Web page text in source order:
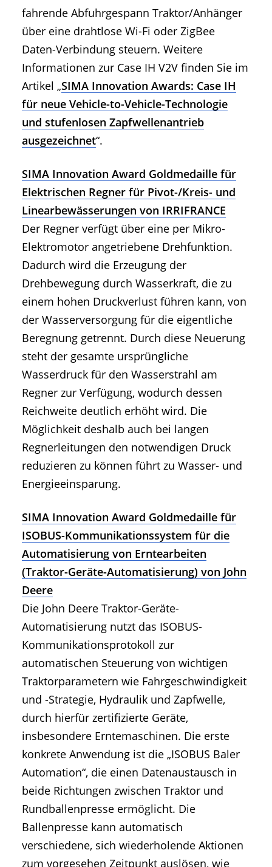
fahrende Abfuhrgespann Traktor/Anhänger
über eine drahtlose Wi-Fi oder ZigBee
Daten-Verbindung steuern. Weitere
Informationen zur Case IH V2V finden Sie im
Artikel „SIMA Innovation Awards: Case IH
für neue Vehicle-to-Vehicle-Technologie
und stufenlosen Zapfwellenantrieb
ausgezeichnet“.
SIMA Innovation Award Goldmedaille für
Elektrischen Regner für Pivot-/Kreis- und
Linearbewässerungen von IRRIFRANCE
Der Regner verfügt über eine per Mikro-
Elektromotor angetriebene Drehfunktion.
Dadurch wird die Erzeugung der
Drehbewegung durch Wasserkraft, die zu
einem hohen Druckverlust führen kann, von
der Wasserversorgung für die eigentliche
Beregnung getrennt. Durch diese Neuerung
steht der gesamte ursprüngliche
Wasserdruck für den Wasserstrahl am
Regner zur Verfügung, wodurch dessen
Reichweite deutlich erhöht wird. Die
Möglichkeit deshalb auch bei langen
Regnerleitungen den notwendigen Druck
reduzieren zu können führt zu Wasser- und
Energieeinsparung.
SIMA Innovation Award Goldmedaille für
ISOBUS-Kommunikationssystem für die
Automatisierung von Erntearbeiten
(Traktor-Geräte-Automatisierung) von John
Deere
Die John Deere Traktor-Geräte-
Automatisierung nutzt das ISOBUS-
Kommunikationsprotokoll zur
automatischen Steuerung von wichtigen
Traktorparametern wie Fahrgeschwindigkeit
und -Strategie, Hydraulik und Zapfwelle,
durch hierfür zertifizierte Geräte,
insbesondere Erntemaschinen. Die erste
konkrete Anwendung ist die „ISOBUS Baler
Automation“, die einen Datenaustausch in
beide Richtungen zwischen Traktor und
Rundballenpresse ermöglicht. Die
Ballenpresse kann automatisch
verschiedene, sich wiederholende Aktionen
zum vorgesehen Zeitpunkt auslösen, wie